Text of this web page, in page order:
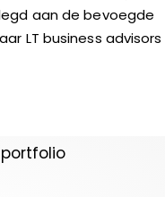
aan de bevoegde
LT business advisors